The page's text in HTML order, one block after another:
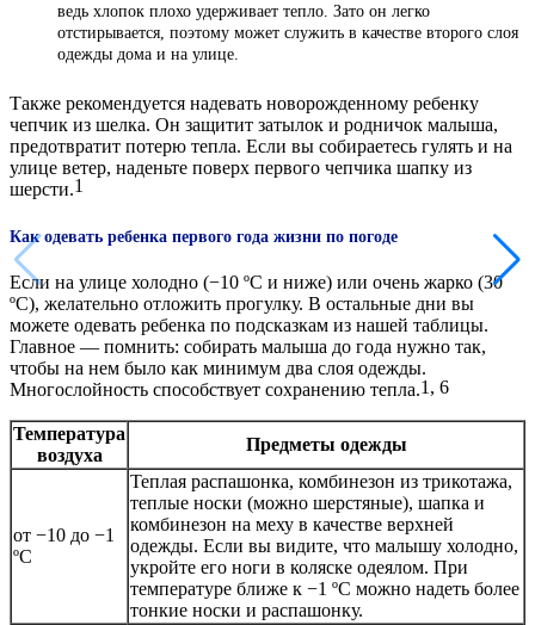
ведь хлопок плохо удерживает тепло. Зато он легко
отстирывается, поэтому может служить в качестве второго слоя
одежды дома и на улице.
Также рекомендуется надевать новорожденному ребенку
чепчик из шелка. Он защитит затылок и родничок малыша,
предотвратит потерю тепла. Если вы собираетесь гулять и на
улице ветер, наденьте поверх первого чепчика шапку из
шерсти.1
Как одевать ребенка первого года жизни по погоде
Если на улице холодно (−10 ºС и ниже) или очень жарко (30
ºС), желательно отложить прогулку. В остальные дни вы
можете одевать ребенка по подсказкам из нашей таблицы.
Главное — помнить: собирать малыша до года нужно так,
чтобы на нем было как минимум два слоя одежды.
Многослойность способствует сохранению тепла.1, 6
Температура
воздуха
Предметы одежды
от −10 до −1
ºС
Теплая распашонка, комбинезон из трикотажа,
теплые носки (можно шерстяные), шапка и
комбинезон на меху в качестве верхней
одежды. Если вы видите, что малышу холодно,
укройте его ноги в коляске одеялом. При
температуре ближе к −1 ºС можно надеть более
тонкие носки и распашонку.